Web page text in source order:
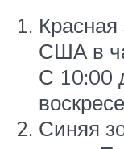
США в
С 10:00
Синяя